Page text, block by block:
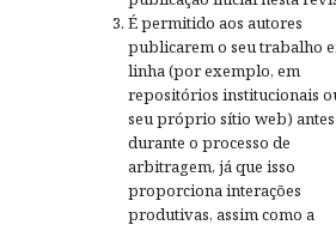
É permitido aos autores
publicarem o seu trabalho
linha (por exemplo, em
repositórios institucionais
seu próprio sítio web) antes
durante o processo de
arbitragem, já que isso
proporciona interações
produtivas, assim como a